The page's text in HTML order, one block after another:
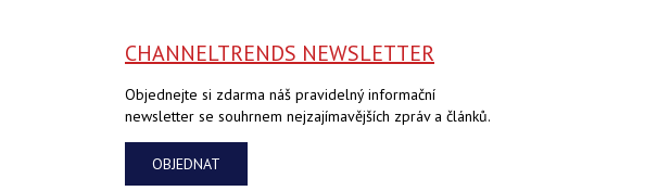
CHANNELTRENDS NEWSLETTER
Objednejte si zdarma náš pravidelný informační
newsletter se souhrnem nejzajímavějších zpráv a článků.
OBJEDNAT